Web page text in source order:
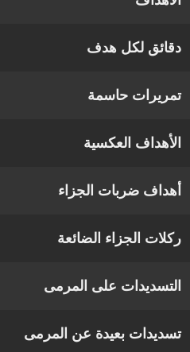
دقائق لكل هدف
تمريرات حاسمة
الأهداف العكسية
أهداف ضربات الجزاء
ركلات الجزاء الضائعة
التسديدات على المرمى
تسديدات بعيدة عن المرمى